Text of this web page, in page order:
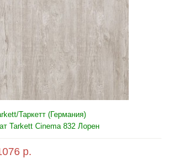
Таркетт (Германия)
Tarkett Cinema 832 Лорен
р.